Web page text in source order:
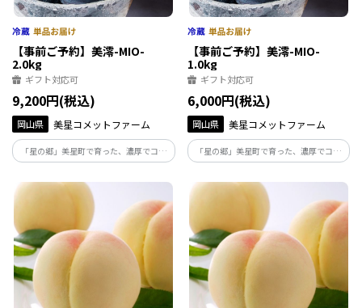
【事前ご予約】美澪-MIO-
2.0kg
ギフト対応可
9,200円(税込)
岡山県 美星コメットファーム
「星の郷」美星町で育った、濃厚でコク
のあるニューピオーネ“美澪-MIO-”。化学
肥料や農薬に頼らず土づくりからこだわ
った、贈り物にもおすすめな逸品です。
【お届け時期：8月下旬～9月中旬】
【事前ご予約】美澪-MIO-
1.0kg
ギフト対応可
6,000円(税込)
岡山県 美星コメットファーム
「星の郷」美星町で育った、濃厚でコク
のあるニューピオーネ“美澪-MIO-”。化学
肥料や農薬に頼らず土づくりからこだわ
った、贈り物にもおすすめな逸品です。
【お届け時期：8月下旬～9月中旬】